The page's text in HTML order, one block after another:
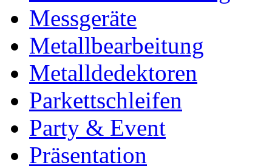
Messgeräte
Metallbearbeitung
Metalldedektoren
Parkettschleifen
Party & Event
Präsentation